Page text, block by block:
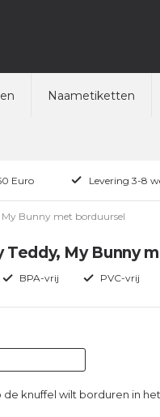
Naametiketten
Euro Levering 3-8
My Bunny met borduursel
Teddy, My Bunny
BPA-vrij PVC-vrij
knuffel wilt borduren in